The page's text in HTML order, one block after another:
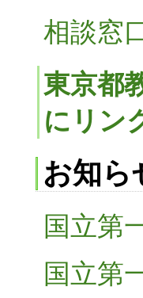
相談窓
東京都
にリン
お知ら
国立第
国立第